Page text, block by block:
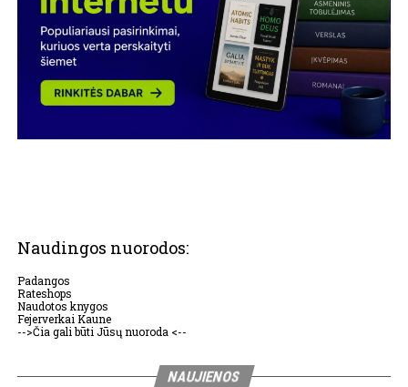
Naudingos nuorodos:
Padangos
Rateshops
Naudotos knygos
Fejerverkai Kaune
-->Čia gali būti Jūsų nuoroda <--
NAUJIENOS